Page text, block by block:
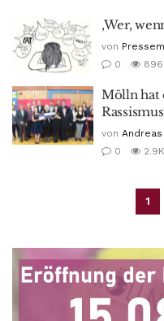
‚Wer,
von
0
896
Mölln hat
von
0
2.9K
1